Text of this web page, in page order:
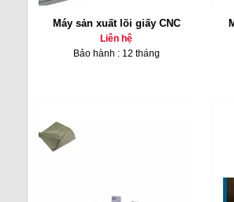
Máy sản xuất lõi giấy CNC
Liên hệ
Bảo hành : 12 tháng